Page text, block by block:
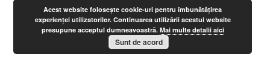
Acest website folosește cookie-uri pentru îmbunătățirea
experienței utilizatorilor. Continuarea utilizării acestui website
presupune acceptul dumneavoastră. Mai multe detalii aici
Sunt de acord